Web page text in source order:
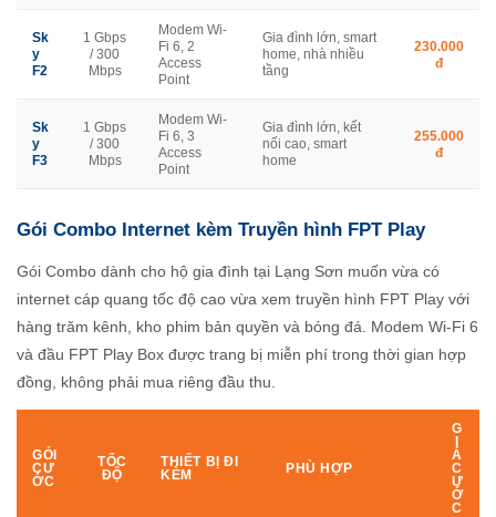
Sk
y
F2
1 Gbps
/ 300
Mbps
Modem Wi-
Fi 6, 2
Access
Point
Gia đình lớn, smart
home, nhà nhiều
tầng
230.000
đ
Sk
y
F3
1 Gbps
/ 300
Mbps
Modem Wi-
Fi 6, 3
Access
Point
Gia đình lớn, kết
nối cao, smart
home
255.000
đ
Gói Combo Internet kèm Truyền hình FPT Play
Gói Combo dành cho hộ gia đình tại Lạng Sơn muốn vừa có
internet cáp quang tốc độ cao vừa xem truyền hình FPT Play với
hàng trăm kênh, kho phim bản quyền và bóng đá. Modem Wi-Fi 6
và đầu FPT Play Box được trang bị miễn phí trong thời gian hợp
đồng, không phải mua riêng đầu thu.
GÓI
CƯ
ỚC
TỐC
ĐỘ
THIẾT BỊ ĐI
KÈM
PHÙ HỢP
G
Á
C
Ư
Ớ
C